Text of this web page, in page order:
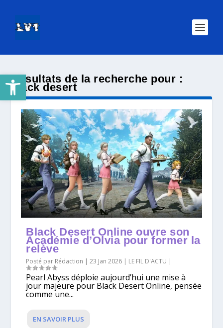
Ouvrir la barre d’outilsRésultats de la recherche pour :
black desert
Black Desert Online ouvre son
Académie d’Olvia pour former la
relève
Posté par Rédaction |23 Jan 2026 | LE FIL D'ACTU |
Pearl Abyss déploie aujourd’hui une mise à
jour majeure pour Black Desert Online, pensée
comme une...
EN SAVOIR PLUS